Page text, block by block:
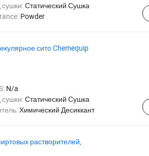
Статический Сушка
Powder
сито Chemequip
N/a
Статический Сушка
Химический Десиккант
растворителей,